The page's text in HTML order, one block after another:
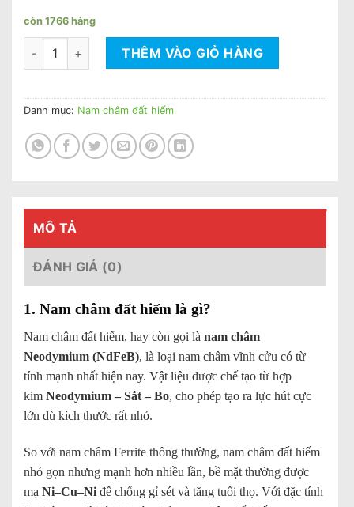
còn 1766 hàng
Nam châm đất hiếm D15x2mm số lượng
THÊM VÀO GIỎ HÀNG
Danh mục: Nam châm đất hiếm
MÔ TẢ
ĐÁNH GIÁ (0)
1. Nam châm đất hiếm là gì?
Nam châm đất hiếm, hay còn gọi là nam châm
Neodymium (NdFeB), là loại nam châm vĩnh cửu có từ
tính mạnh nhất hiện nay. Vật liệu được chế tạo từ hợp
kim Neodymium – Sắt – Bo, cho phép tạo ra lực hút cực
lớn dù kích thước rất nhỏ.
So với nam châm Ferrite thông thường, nam châm đất hiếm
nhỏ gọn nhưng mạnh hơn nhiều lần, bề mặt thường được
mạ Ni–Cu–Ni để chống gỉ sét và tăng tuổi thọ. Với đặc tính